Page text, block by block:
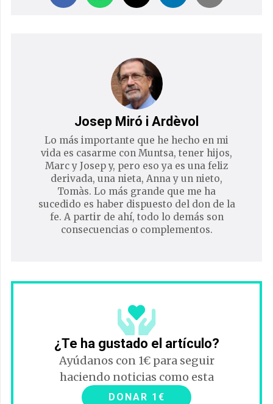
Josep Miró i Ardèvol
Lo más importante que he hecho en mi
vida es casarme con Muntsa, tener hijos,
Marc y Josep y, pero eso ya es una feliz
derivada, una nieta, Anna y un nieto,
Tomàs. Lo más grande que me ha
sucedido es haber dispuesto del don de la
fe. A partir de ahí, todo lo demás son
consecuencias o complementos.
¿Te ha gustado el artículo?
Ayúdanos con 1€ para seguir
haciendo noticias como esta
DONAR 1€